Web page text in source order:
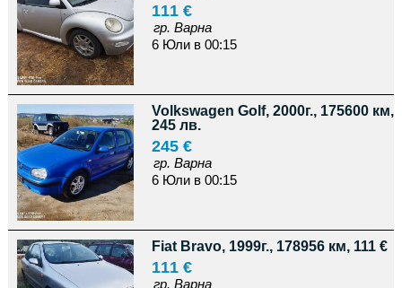
111 €
гр. Варна
6 Юли в 00:15
Volkswagen Golf, 2000г., 175600 км,
245 лв.
245 €
гр. Варна
6 Юли в 00:15
Fiat Bravo, 1999г., 178956 км, 111 €
111 €
гр. Варна